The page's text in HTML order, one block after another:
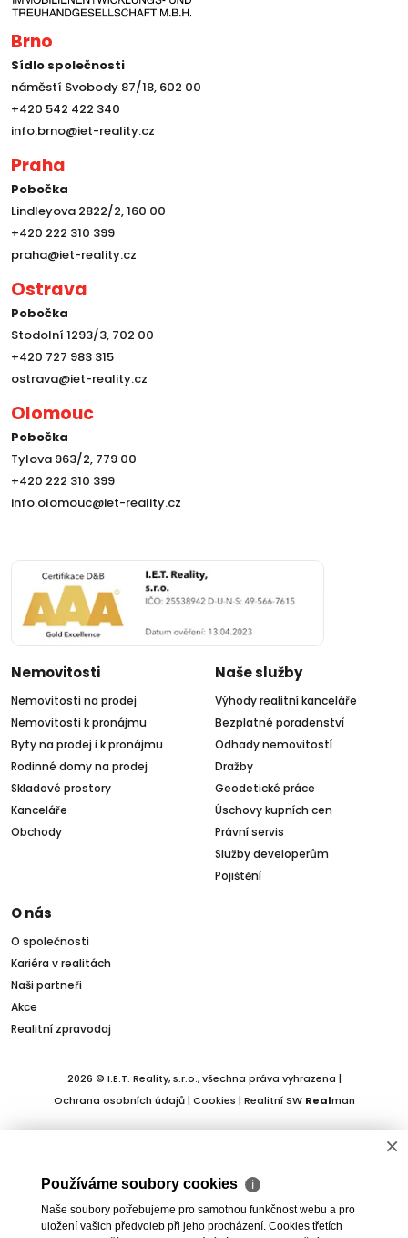
Brno
Sídlo společnosti
náměstí Svobody 87/18, 602 00
+420 542 422 340
info.brno@iet-reality.cz
Praha
Pobočka
Lindleyova 2822/2, 160 00
+420 222 310 399
praha@iet-reality.cz
Ostrava
Pobočka
Stodolní 1293/3, 702 00
+420 727 983 315
ostrava@iet-reality.cz
Olomouc
Pobočka
Tylova 963/2, 779 00
+420 222 310 399
info.olomouc@iet-reality.cz
Nemovitosti
Nemovitosti na prodej
Nemovitosti k pronájmu
Byty na prodej i k pronájmu
Rodinné domy na prodej
Skladové prostory
Kanceláře
Obchody
Naše služby
Výhody realitní kanceláře
Bezplatné poradenství
Odhady nemovitostí
Dražby
Geodetické práce
Úschovy kupních cen
Právní servis
Služby developerům
Pojištění
O nás
O společnosti
Kariéra v realitách
Naši partneři
Akce
Realitní zpravodaj
2026 © I.E.T. Reality, s.r.o., všechna práva vyhrazena |
Ochrana osobních údajů| Cookies | Realitní SW Realman
×
Používáme soubory cookies ℹ
Naše soubory potřebujeme pro samotnou funkčnost webu a pro
uložení vašich předvoleb při jeho procházení. Cookies třetích